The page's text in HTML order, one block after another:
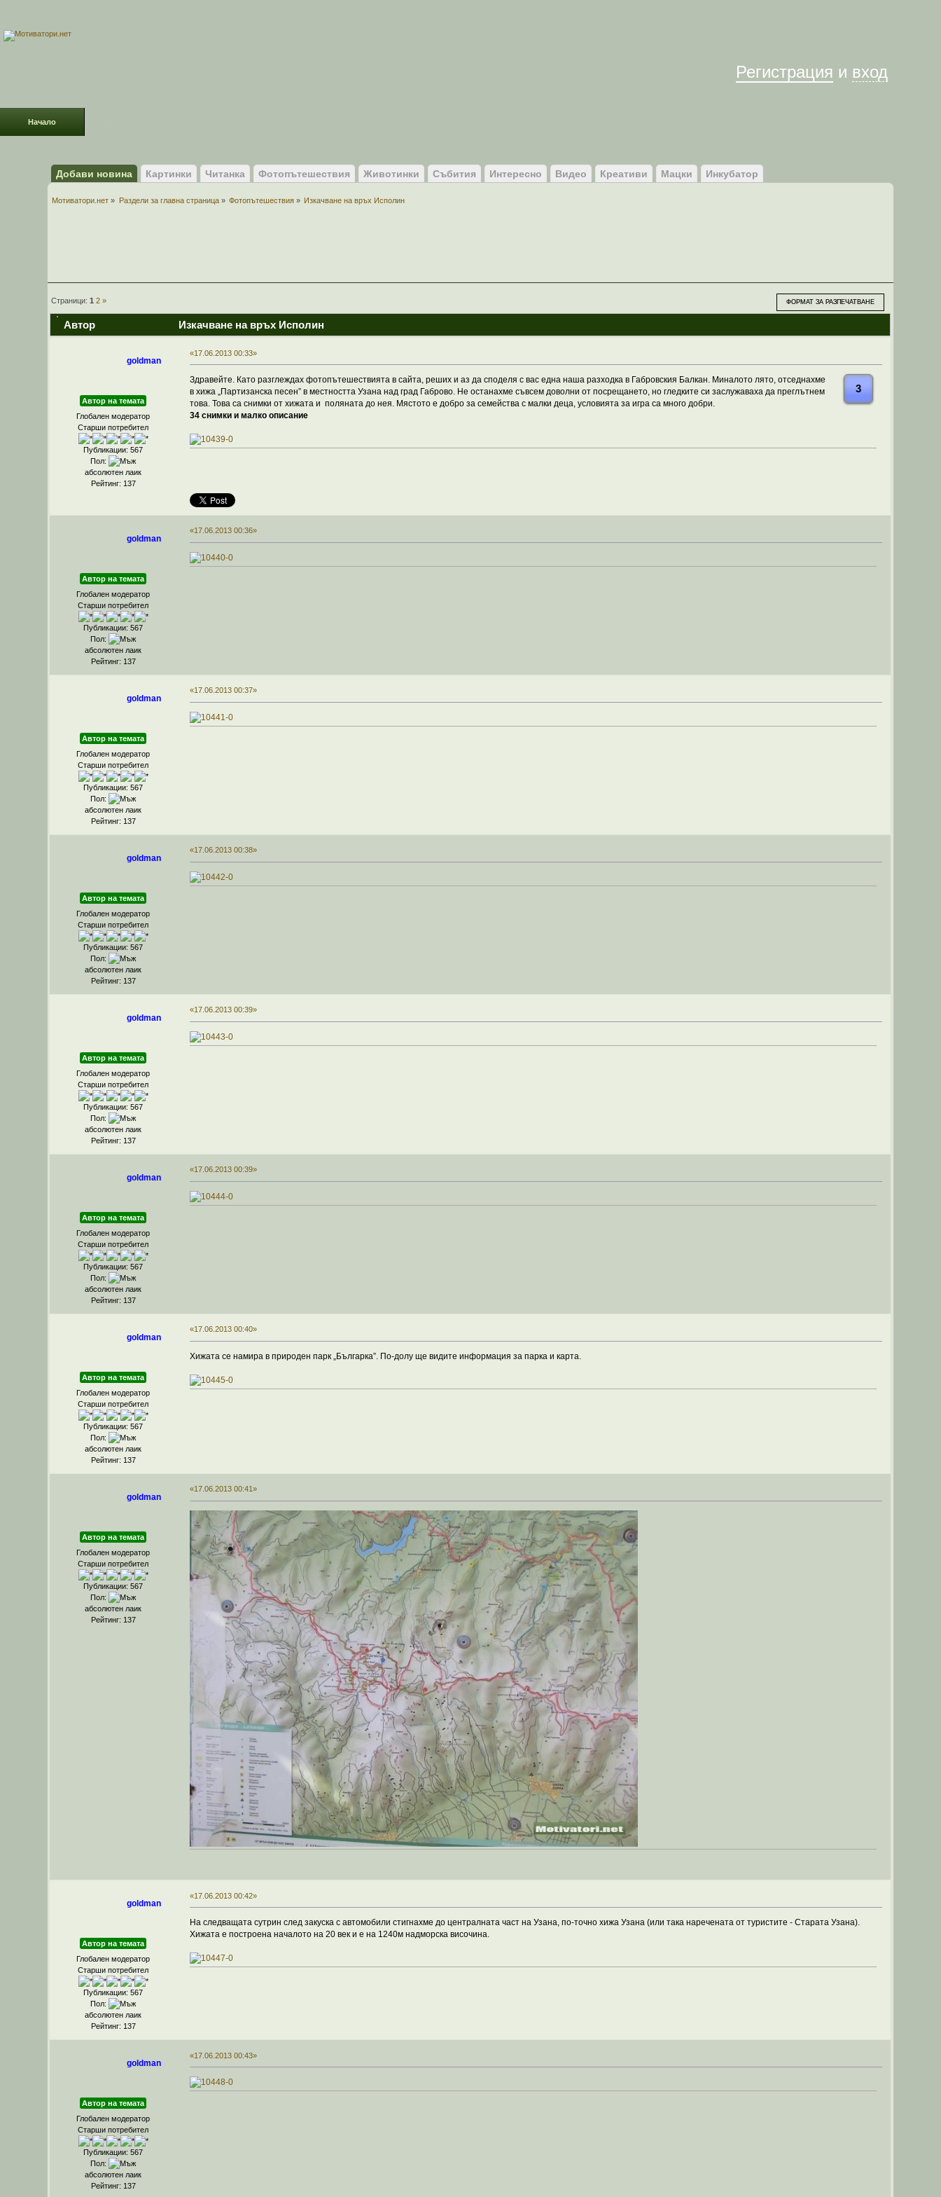
Регистрация и вход
Начало
Добави новина Картинки Читанка Фотопътешествия Животинки Събития Интересно Видео Креативи Мацки Инкубатор
Мотиватори.нет » Раздели за главна страница» Фотопътешествия » Изкачване на връх Исполин
ФОРМАТ ЗА РАЗПЕЧАТВАНЕ
Страници:1 2 »
Автор Изкачване на връх Исполин
goldman
Автор на темата
Глобален модератор
Старши потребител
Публикации: 567
Пол:
абсолютен лаик
Рейтинг: 137
«17.06.2013 00:33»
3
Здравейте. Като разглеждах фотопътешествията в сайта, реших и аз да споделя с вас една наша разходка в Габровския Балкан. Миналото лято, отседнахме
в хижа „Партизанска песен” в местността Узана над град Габрово. Не останахме съвсем доволни от посрещането, но гледките си заслужаваха да преглътнем
това. Това са снимки от хижата и поляната до нея. Мястото е добро за семейства с малки деца, условията за игра са много добри.
34 снимки и малко описание
goldman
Автор на темата
Глобален модератор
Старши потребител
Публикации: 567
Пол:
абсолютен лаик
Рейтинг: 137
«17.06.2013 00:36»
goldman
Автор на темата
Глобален модератор
Старши потребител
Публикации: 567
Пол:
абсолютен лаик
Рейтинг: 137
«17.06.2013 00:37»
goldman
Автор на темата
Глобален модератор
Старши потребител
Публикации: 567
Пол:
абсолютен лаик
Рейтинг: 137
«17.06.2013 00:38»
goldman
Автор на темата
Глобален модератор
Старши потребител
Публикации: 567
Пол:
абсолютен лаик
Рейтинг: 137
«17.06.2013 00:39»
goldman
Автор на темата
Глобален модератор
Старши потребител
Публикации: 567
Пол:
абсолютен лаик
Рейтинг: 137
«17.06.2013 00:39»
goldman
Автор на темата
Глобален модератор
Старши потребител
Публикации: 567
Пол:
абсолютен лаик
Рейтинг: 137
«17.06.2013 00:40»
Хижата се намира в природен парк „Българка”. По-долу ще видите информация за парка и карта.
goldman
Автор на темата
Глобален модератор
Старши потребител
Публикации: 567
Пол:
абсолютен лаик
Рейтинг: 137
«17.06.2013 00:41»
goldman
Автор на темата
Глобален модератор
Старши потребител
Публикации: 567
Пол:
абсолютен лаик
Рейтинг: 137
«17.06.2013 00:42»
На следващата сутрин след закуска с автомобили стигнахме до централната част на Узана, по-точно хижа Узана (или така наречената от туристите - Старата Узана).
Хижата е построена началото на 20 век и е на 1240м надморска височина.
goldman
Автор на темата
Глобален модератор
Старши потребител
Публикации: 567
Пол:
абсолютен лаик
Рейтинг: 137
«17.06.2013 00:43»